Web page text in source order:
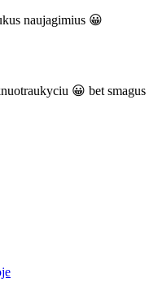
naujagimius 😀
😀 bet smagus